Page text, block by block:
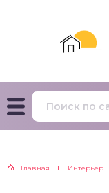
Главная Интерьер